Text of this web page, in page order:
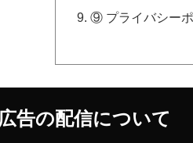
⑨ プライバシー
告の配信について